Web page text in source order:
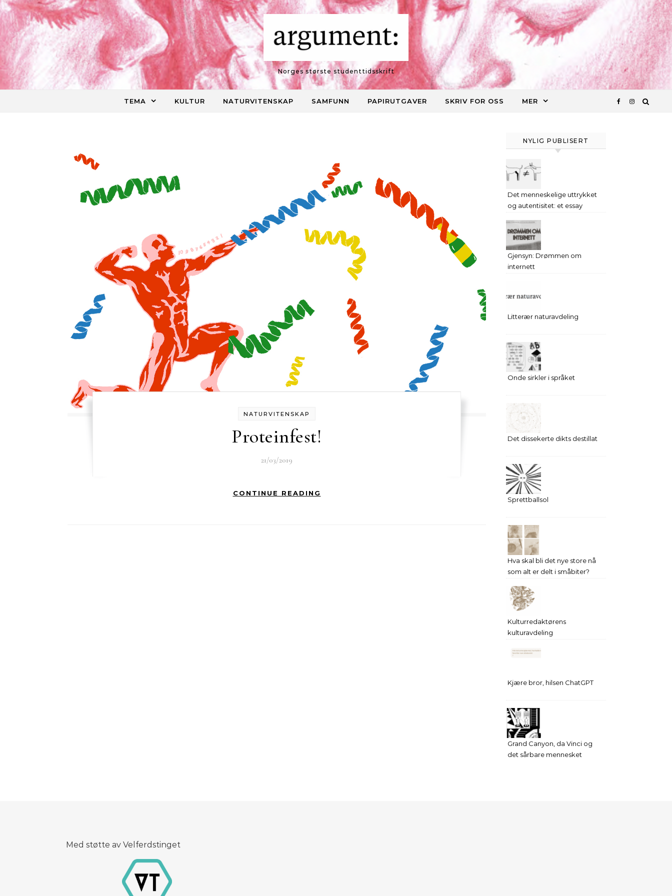
Skip to content
Norges største studenttidsskrift
TEMA KULTUR NATURVITENSKAP SAMFUNN PAPIRUTGAVER SKRIV FOR OSS MER
NATURVITENSKAP
Proteinfest!
21/03/2019
CONTINUE READING
NYLIG PUBLISERT
Det menneskelige uttrykket
og autentisitet: et essay
Gjensyn: Drømmen om
internett
Litterær naturavdeling
Onde sirkler i språket
Det dissekerte dikts destillat
Sprettballsol
Hva skal bli det nye store nå
som alt er delt i småbiter?
Kulturredaktørens
kulturavdeling
Kjære bror, hilsen ChatGPT
Grand Canyon, da Vinci og
det sårbare mennesket
Med støtte av Velferdstinget